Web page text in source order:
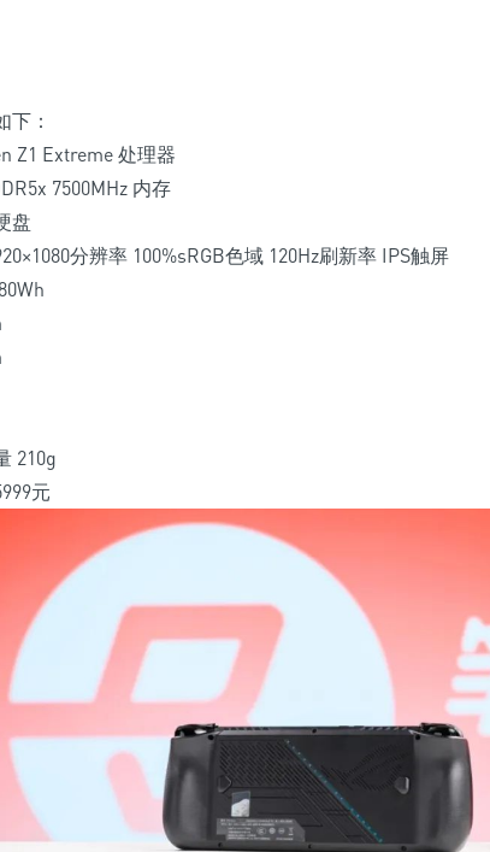
下：
Z1 Extreme 处理器
7500MHz 内存
盘
分辨率 100%sRGB色域 120Hz刷新率 IPS触屏
210g
元